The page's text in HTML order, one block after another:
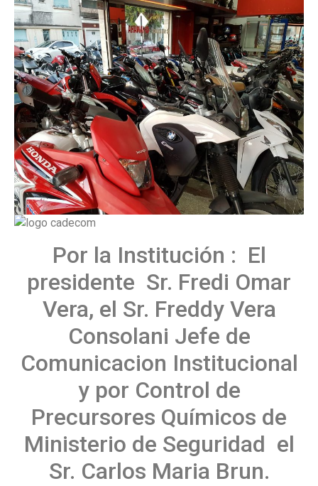
Por la Institución : El
presidente Sr. Fredi Omar
Vera, el Sr. Freddy Vera
Consolani Jefe de
Comunicacion Institucional
y por Control de
Precursores Químicos de
Ministerio de Seguridad el
Sr. Carlos Maria Brun.